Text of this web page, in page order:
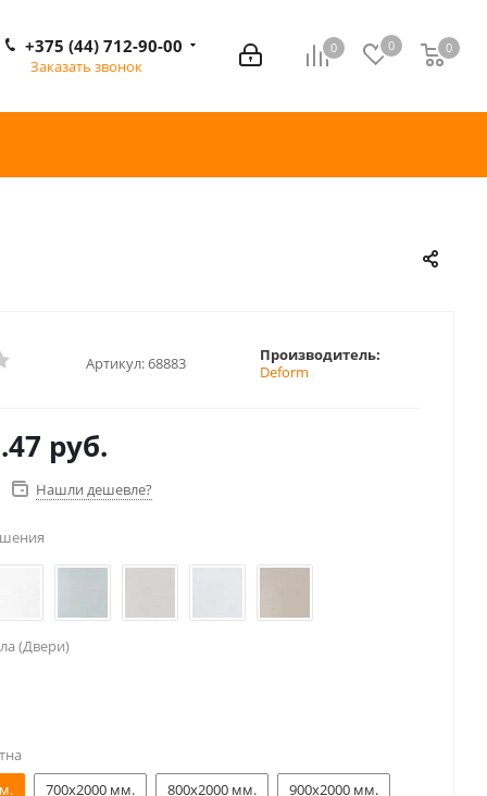
0 0 0
0
+375 (44) 712-90-00
Заказать звонок
Артикул:68883
Производитель:
Deform
руб.
Нашли дешевле?
(Двери)
700x2000 мм. 800x2000 мм. 900x2000 мм.